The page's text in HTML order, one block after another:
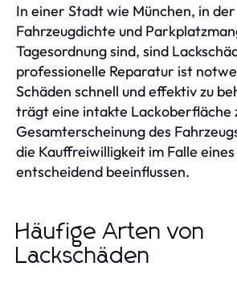
In einer Stadt wie München, in
Fahrzeugdichte und
Tagesordnung sind, sind
professionelle Reparatur ist
Schäden schnell und effektiv zu
trägt eine intakte Lackoberfläche
Gesamterscheinung des
die Kauffreiwilligkeit im Falle
entscheidend beeinflussen.
Häufige Arten von
Lackschäden